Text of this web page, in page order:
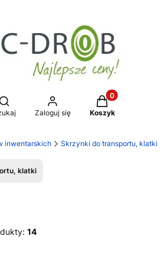
Otwórz wyszukiwarkę
Zaloguj się
Produkty w
Koszyk
inwentarskich Skrzynki do transportu, klatki
klatki
14